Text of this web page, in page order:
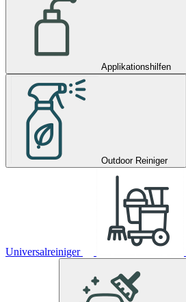
Applikationshilfen
Outdoor Reiniger
Universalreiniger